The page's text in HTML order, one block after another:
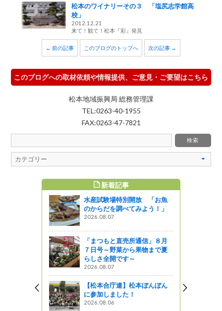
松本のワイナリーその３ 「塩尻志学館高
校」
2012.12.21
来て！観て！松本『彩』発見
← 前の記事 このブログのトップへ 次の記事 →
このブログへの取材依頼や情報提供、ご意見・ご要望はこちら
松本地域振興局 総務管理課
TEL:0263-40-1955
FAX:0263-47-7821
新着記事
水産試験場特別開放 「お魚
のからだを調べてみよう！」
2026.08.07
「まつもと直売所通信」８月
７日号～野菜から果物まで夏
らしさ全開です～
2026.08.07
【松本合庁連】松本ぼんぼん
に参加しました！
2026.08.06